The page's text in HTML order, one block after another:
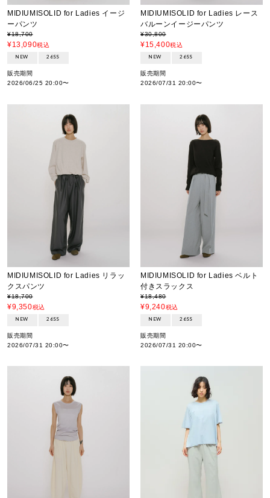
MIDIUMISOLID for Ladies イージ
ーパンツ
¥18,700
¥13,090税込
NEW 26SS
販売期間
2026/06/25 20:00〜
MIDIUMISOLID for Ladies レース
バルーンイージーパンツ
¥30,800
¥15,400税込
NEW 26SS
販売期間
2026/07/31 20:00〜
MIDIUMISOLID for Ladies リラッ
クスパンツ
¥18,700
¥9,350税込
NEW 26SS
販売期間
2026/07/31 20:00〜
MIDIUMISOLID for Ladies ベルト
付きスラックス
¥18,480
¥9,240税込
NEW 26SS
販売期間
2026/07/31 20:00〜